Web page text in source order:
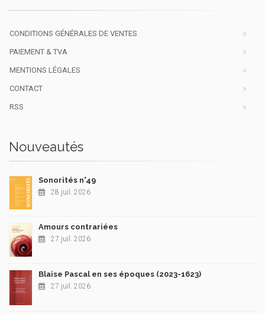
CONDITIONS GÉNÉRALES DE VENTES
PAIEMENT & TVA
MENTIONS LÉGALES
CONTACT
RSS
Nouveautés
Sonorités n°49
28 juil. 2026
Amours contrariées
27 juil. 2026
Blaise Pascal en ses époques (2023-1623)
27 juil. 2026